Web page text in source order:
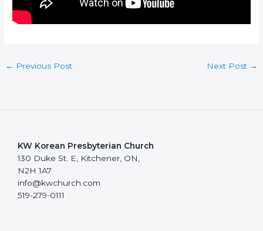
← Previous Post Next Post →
KW Korean Presbyterian Church
130 Duke St. E, Kitchener, ON,
N2H 1A7
info@kwchurch.com
519-279-0111